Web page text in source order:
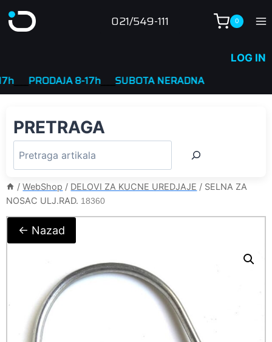
to
021/549-111 0
LOG IN
PRODAJA 8-17h____SUBOTA NERADNA
PRETRAGA
/ WebShop / DELOVI ZA KUCNE UREDJAJE / SELNA ZA
NOSAC ULJ.RAD. 18360
← Nazad